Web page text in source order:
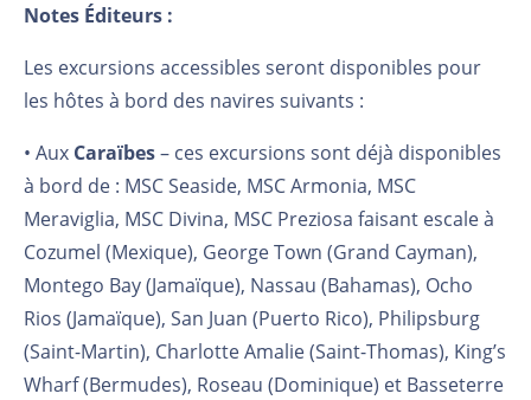
Notes Éditeurs :
Les excursions accessibles seront disponibles pour
les hôtes à bord des navires suivants :
• Aux Caraïbes– ces excursions sont déjà disponibles
à bord de : MSC Seaside, MSC Armonia, MSC
Meraviglia, MSC Divina, MSC Preziosa faisant escale à
Cozumel (Mexique), George Town (Grand Cayman),
Montego Bay (Jamaïque), Nassau (Bahamas), Ocho
Rios (Jamaïque), San Juan (Puerto Rico), Philipsburg
(Saint-Martin), Charlotte Amalie (Saint-Thomas), King’s
Wharf (Bermudes), Roseau (Dominique) et Basseterre